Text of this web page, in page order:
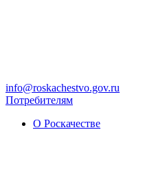
info@roskachestvo.gov.ru
Потребителям
О Роскачестве